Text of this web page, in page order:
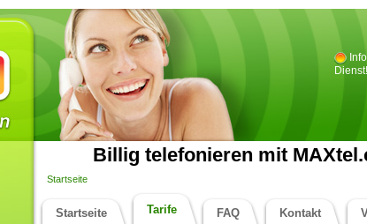
Dienst!
Billig telefonieren mit
Startseite
Startseite Tarife FAQ Kontakt